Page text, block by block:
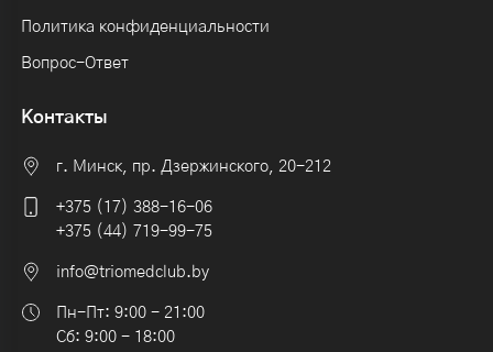
Политика конфиденциальности
Вопрос-Ответ
Контакты
г. Минск, пр. Дзержинского, 20-212
+375 (17) 388-16-06
+375 (44) 719-99-75
info@triomedclub.by
Пн-Пт: 9:00 - 21:00
Сб: 9:00 - 18:00